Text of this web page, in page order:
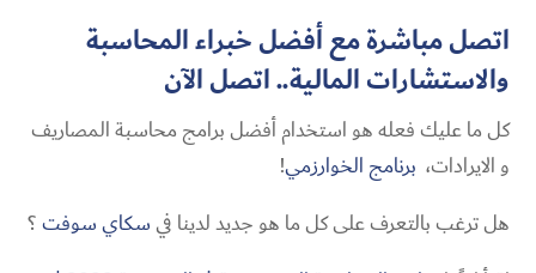
اتصل مباشرة مع أفضل خبراء المحاسبة
والاستشارات المالية..اتصل الآن
كل ما عليك فعله هو استخدام أفضل برامج محاسبة المصاريف
و الايرادات، برنامج الخوارزمي!
هل ترغب بالتعرف على كل ما هو جديد لدينا فيسكاي سوفت؟